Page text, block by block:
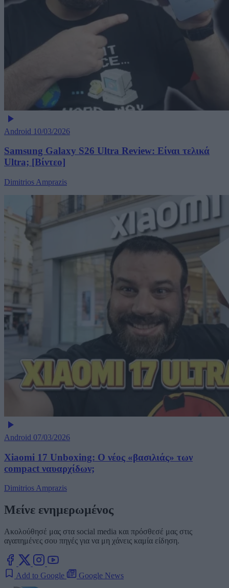
Android 10/03/2026
Samsung Galaxy S26 Ultra Review: Είναι τελικά
Ultra; [Βίντεο]
Dimitrios Amprazis
Android 07/03/2026
Xiaomi 17 Unboxing: Ο νέος «βασιλιάς» των
compact ναυαρχίδων;
Dimitrios Amprazis
Μείνε ενημερωμένος
Ακολούθησέ μας στα social media και πρόσθεσέ μας στις
αγαπημένες σου πηγές για να μη χάνεις καμία είδηση.
Add to Google Google News